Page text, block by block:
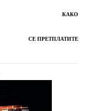
КАКО
СЕ ПРЕТПЛАТИТЕ